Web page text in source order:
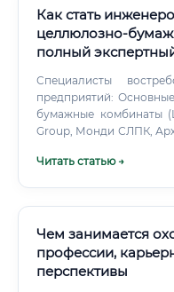
Как стать
целлюлозно-
полный
Специалисты
предприятий: Основные работодатели: 🏭 Целлюлозно-
бумажные комбинаты
Group, Монди СЛПК,
Smith, Smurfit
технической целлюлозы 🏭 Научно-
институты — ОАО
университеты 🏭 Государственные контролирующие
органы —
Читать статью →
Чем занимается
профессии,
перспективы